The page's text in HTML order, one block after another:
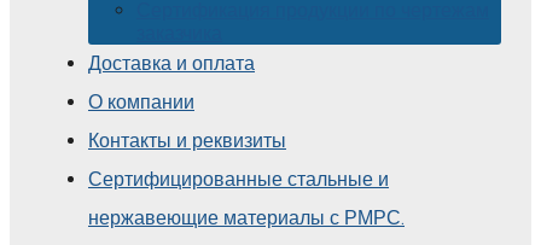
Доставка и оплата
О компании
Контакты и реквизиты
Сертифицированные стальные и
нержавеющие материалы с РМРС.